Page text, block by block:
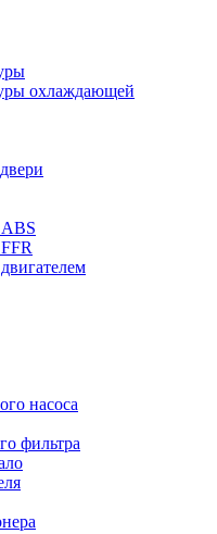
охлаждающей
насоса
фильтра